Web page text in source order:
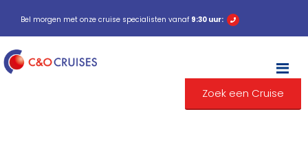
Bel morgen met onze cruise specialisten vanaf 9:30 uur:
Zoek een Cruise